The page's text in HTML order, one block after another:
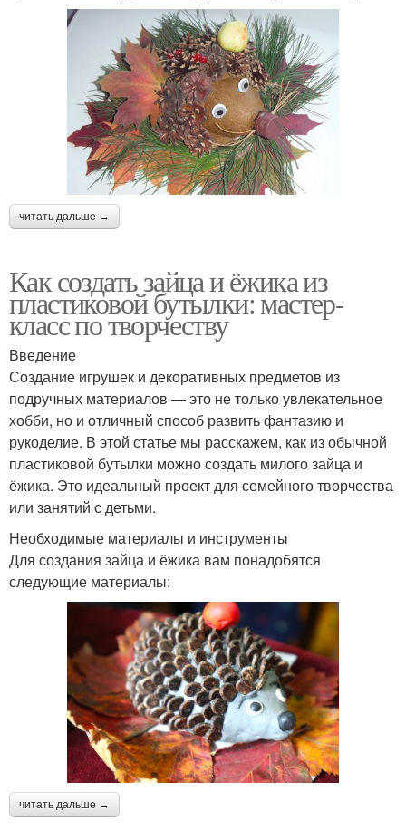
читать дальше →
Как создать зайца и ёжика из
пластиковой бутылки: мастер-
класс по творчеству
Введение
Создание игрушек и декоративных предметов из
подручных материалов — это не только увлекательное
хобби, но и отличный способ развить фантазию и
рукоделие. В этой статье мы расскажем, как из обычной
пластиковой бутылки можно создать милого зайца и
ёжика. Это идеальный проект для семейного творчества
или занятий с детьми.
Необходимые материалы и инструменты
Для создания зайца и ёжика вам понадобятся
следующие материалы:
читать дальше →